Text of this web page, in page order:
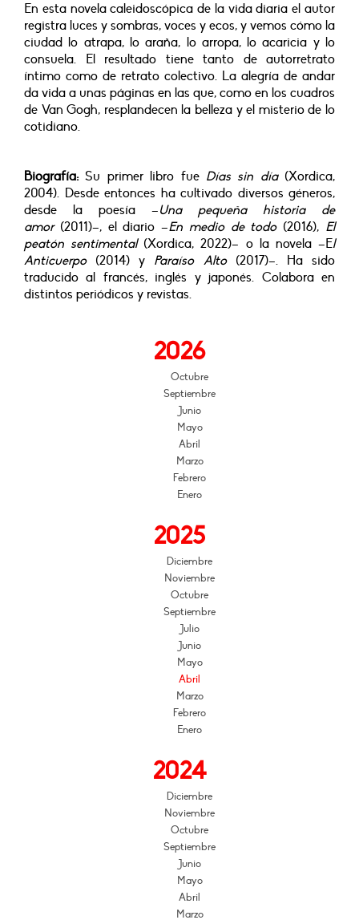
En esta novela caleidoscópica de la vida diaria el autor
registra luces y sombras, voces y ecos, y vemos cómo la
ciudad lo atrapa, lo araña, lo arropa, lo acaricia y lo
consuela. El resultado tiene tanto de autorretrato
íntimo como de retrato colectivo. La alegría de andar
da vida a unas páginas en las que, como en los cuadros
de Van Gogh, resplandecen la belleza y el misterio de lo
cotidiano.
Biografía:Su primer libro fue Días sin día(Xordica,
2004). Desde entonces ha cultivado diversos géneros,
desde la poesía –Una pequeña historia de
amor (2011)–, el diario –En medio de todo(2016), El
peatón sentimental(Xordica, 2022)– o la novela –El
Anticuerpo(2014) y Paraíso Alto(2017)–. Ha sido
traducido al francés, inglés y japonés. Colabora en
distintos periódicos y revistas.
2026
Octubre
Septiembre
Junio
Mayo
Abril
Marzo
Febrero
Enero
2025
Diciembre
Noviembre
Octubre
Septiembre
Julio
Junio
Mayo
Abril
Marzo
Febrero
Enero
2024
Diciembre
Noviembre
Octubre
Septiembre
Junio
Mayo
Abril
Marzo